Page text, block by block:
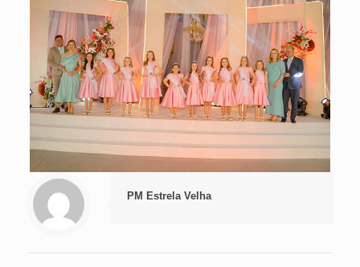
PM Estrela Velha